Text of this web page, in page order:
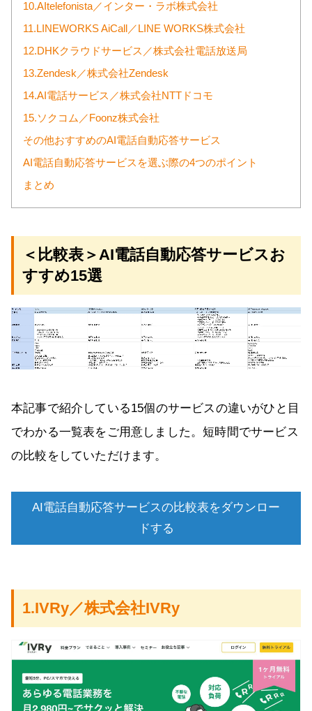
10.AItelefonista／インター・ラボ株式会社
11.LINEWORKS AiCall／LINE WORKS株式会社
12.DHKクラウドサービス／株式会社電話放送局
13.Zendesk／株式会社Zendesk
14.AI電話サービス／株式会社NTTドコモ
15.ソクコム／Foonz株式会社
その他おすすめのAI電話自動応答サービス
AI電話自動応答サービスを選ぶ際の4つのポイント
まとめ
＜比較表＞AI電話自動応答サービスお
すすめ15選
本記事で紹介している15個のサービスの違いがひと目
でわかる一覧表をご用意しました。短時間でサービス
の比較をしていただけます。
AI電話自動応答サービスの比較表をダウンロー
ドする
1.IVRy／株式会社IVRy